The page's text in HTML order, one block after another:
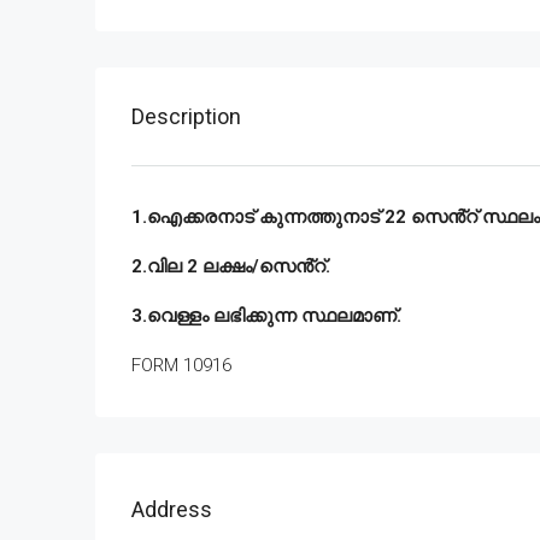
Description
1.ഐക്കരനാട് കുന്നത്തുനാട് 22 സെൻ്റ് സ്ഥലം
2.വില 2 ലക്ഷം/സെൻ്റ്.
3.വെള്ളം ലഭിക്കുന്ന സ്ഥലമാണ്.
FORM 10916
Address